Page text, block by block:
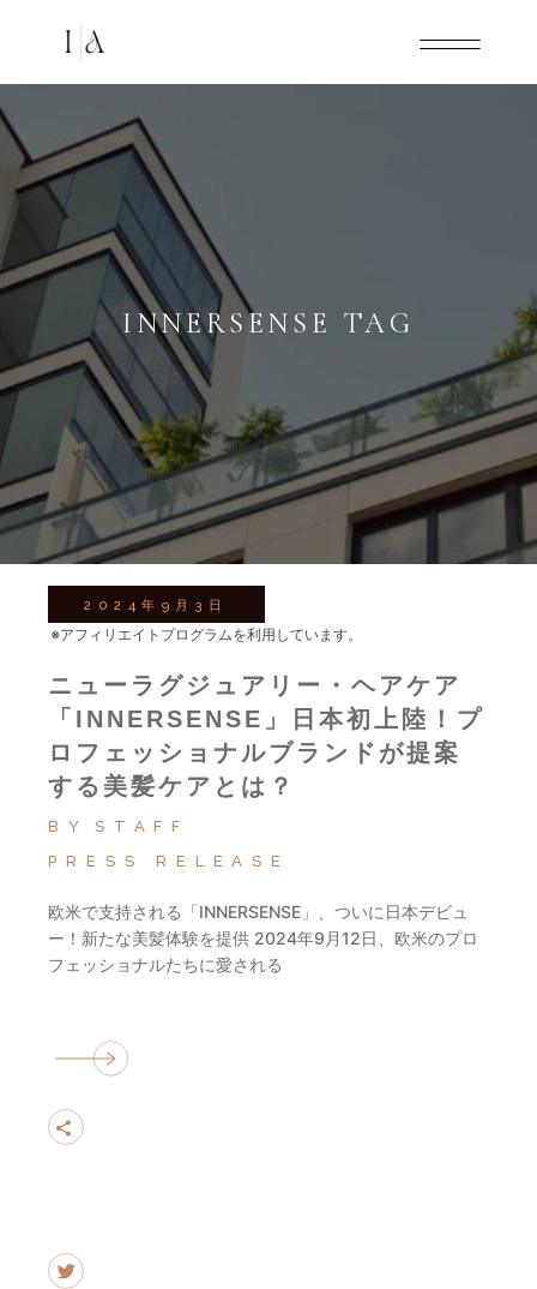
INNERSENSE TAG
2024年9月3日
ニューラグジュアリー・ヘアケア
「INNERSENSE」日本初上陸！プ
ロフェッショナルブランドが提案
する美髪ケアとは？
BY
STAFF
PRESS RELEASE
欧米で支持される「INNERSENSE」、ついに日本デビュ
ー！新たな美髪体験を提供 2024年9月12日、欧米のプロ
フェッショナルたちに愛される
※アフィリエイトプログラムを利用しています。